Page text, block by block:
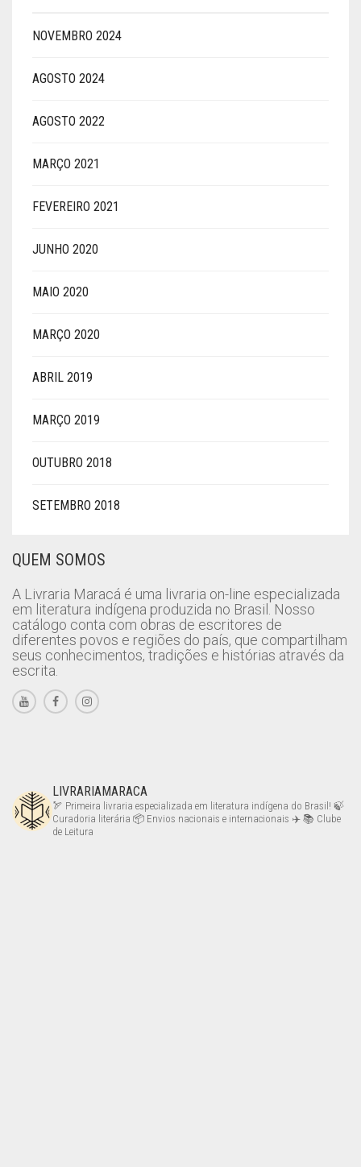
NOVEMBRO 2024
AGOSTO 2024
AGOSTO 2022
MARÇO 2021
FEVEREIRO 2021
JUNHO 2020
MAIO 2020
MARÇO 2020
ABRIL 2019
MARÇO 2019
OUTUBRO 2018
SETEMBRO 2018
QUEM SOMOS
A Livraria Maracá é uma livraria on-line especializada
em literatura indígena produzida no Brasil. Nosso
catálogo conta com obras de escritores de
diferentes povos e regiões do país, que compartilham
seus conhecimentos, tradições e histórias através da
escrita.
LIVRARIAMARACA
🏹 Primeira livraria especializada em literatura indígena do Brasil! 🍃
Curadoria literária 📦 Envios nacionais e internacionais ✈️ 📚 Clube
de Leitura